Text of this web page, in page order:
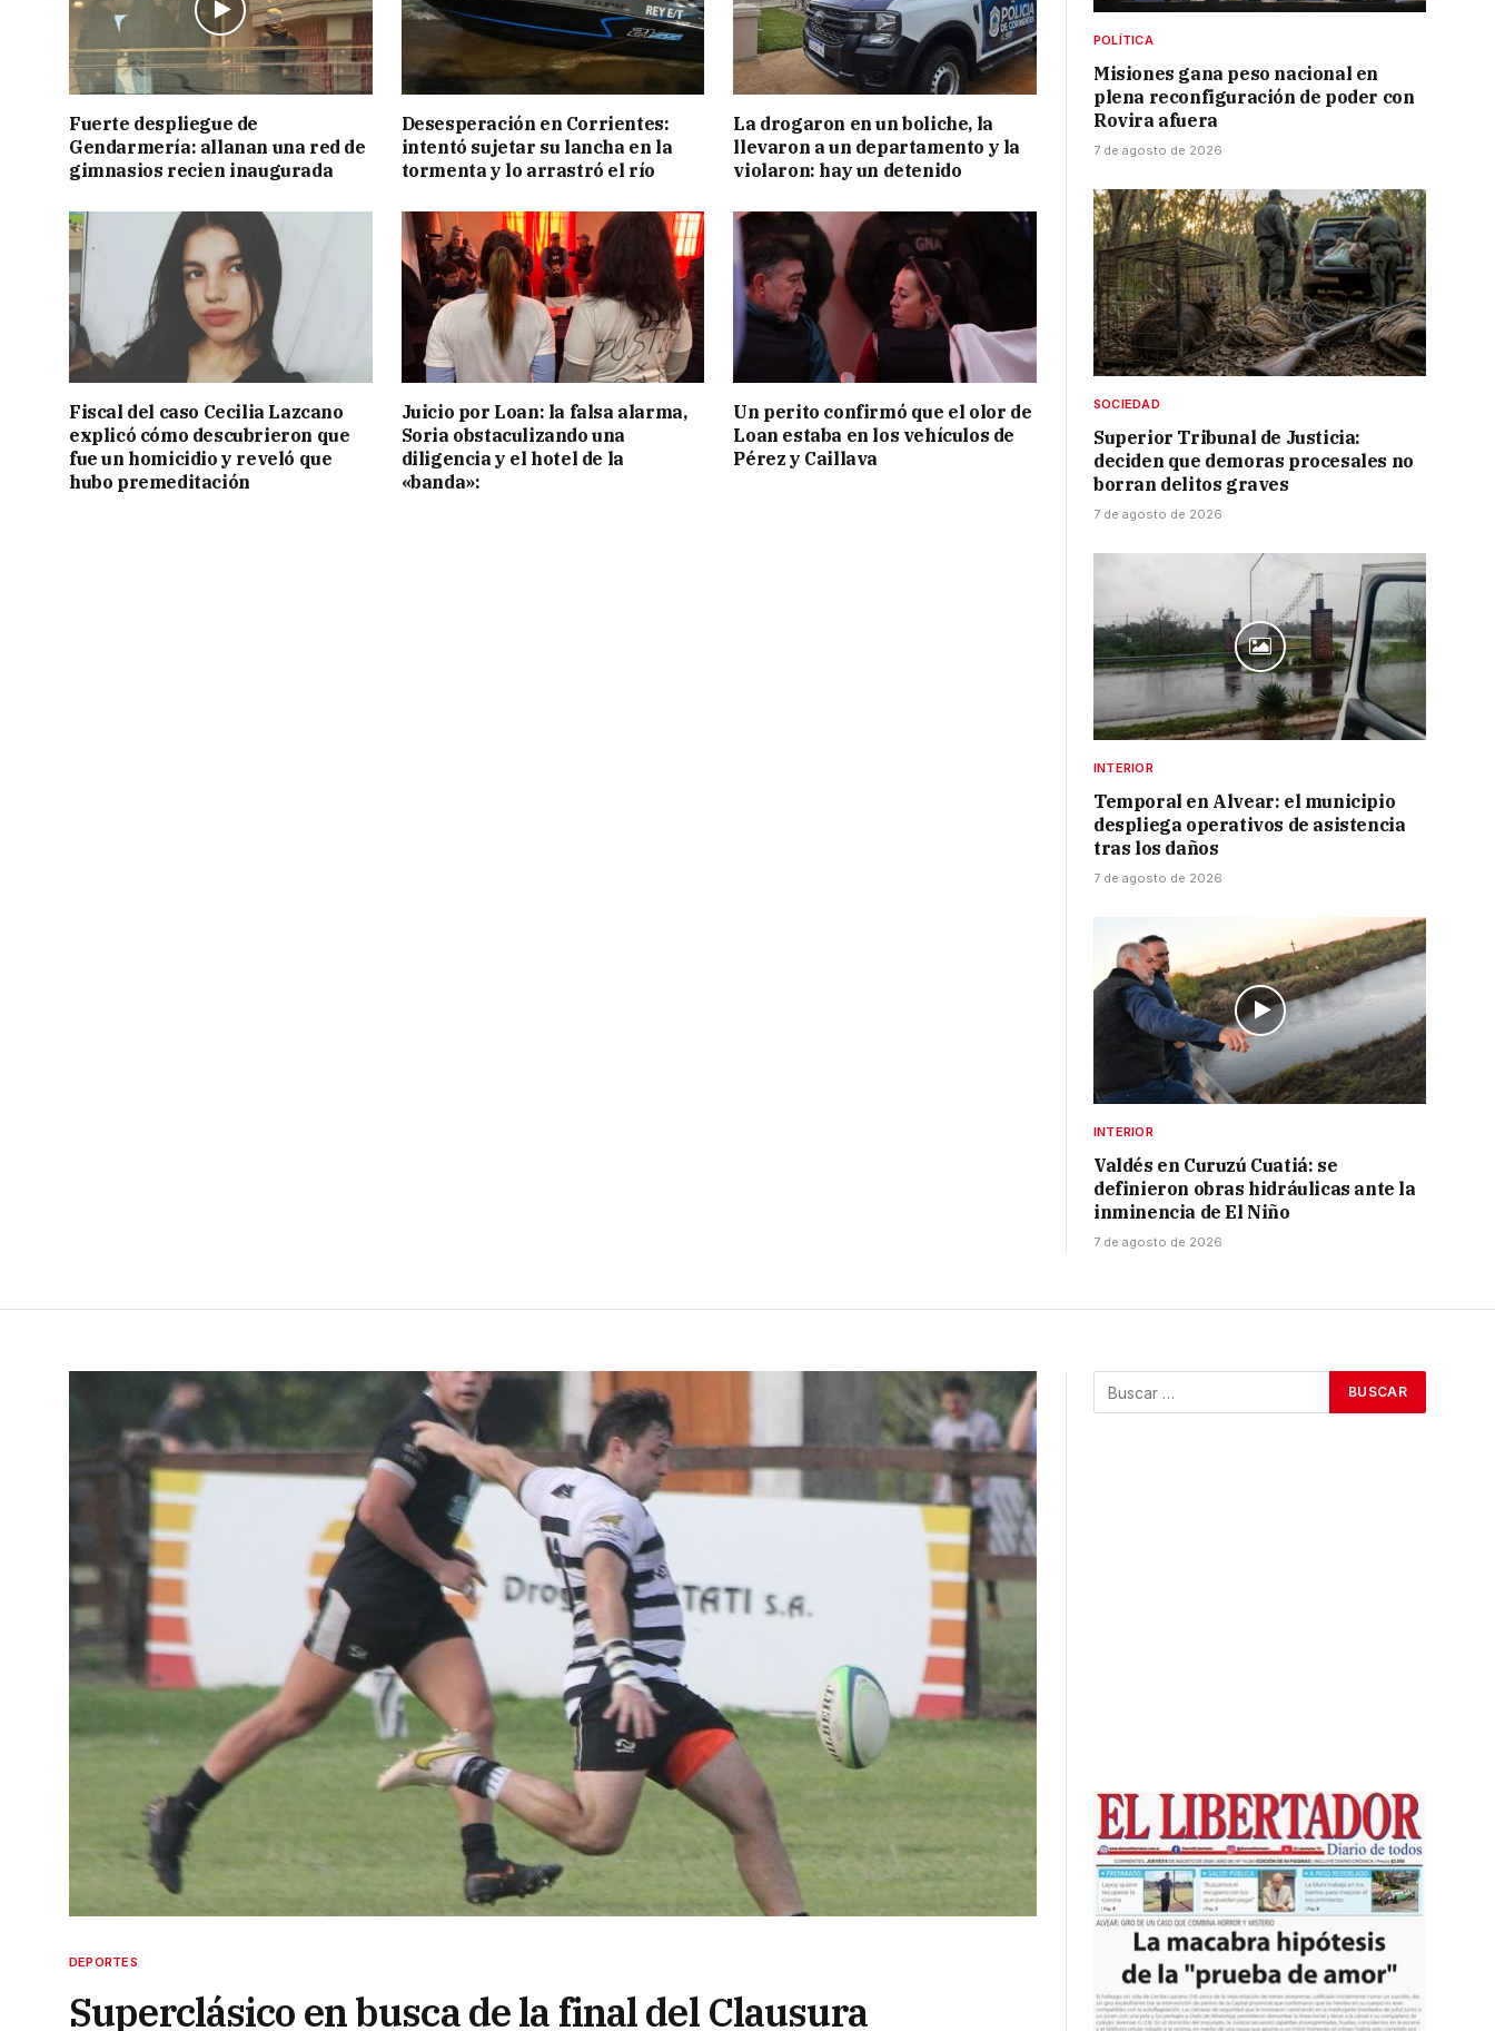
Fuerte despliegue de
Gendarmería: allanan una red de
gimnasios recien inaugurada
Desesperación en Corrientes:
intentó sujetar su lancha en la
tormenta y lo arrastró el río
La drogaron en un boliche, la
llevaron a un departamento y la
violaron: hay un detenido
Fiscal del caso Cecilia Lazcano
explicó cómo descubrieron que
fue un homicidio y reveló que
hubo premeditación
Juicio por Loan: la falsa alarma,
Soria obstaculizando una
diligencia y el hotel de la
«banda»:
Un perito confirmó que el olor de
Loan estaba en los vehículos de
Pérez y Caillava
POLÍTICA
Misiones gana peso nacional en
plena reconfiguración de poder con
Rovira afuera
7 de agosto de 2026
SOCIEDAD
Superior Tribunal de Justicia:
deciden que demoras procesales no
borran delitos graves
7 de agosto de 2026
INTERIOR
Temporal en Alvear: el municipio
despliega operativos de asistencia
tras los daños
7 de agosto de 2026
INTERIOR
Valdés en Curuzú Cuatiá: se
definieron obras hidráulicas ante la
inminencia de El Niño
7 de agosto de 2026
DEPORTES
Superclásico en busca de la final del Clausura